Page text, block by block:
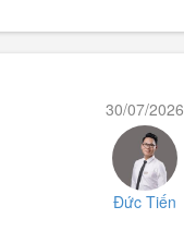
30/07/2026
Đức Tiến